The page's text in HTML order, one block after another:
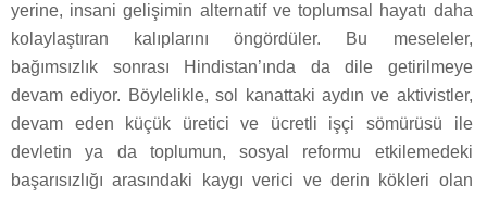
yerine, insani gelişimin alternatif ve toplumsal hayatı daha
kolaylaştıran kalıplarını öngördüler. Bu meseleler,
bağımsızlık sonrası Hindistan’ında da dile getirilmeye
devam ediyor. Böylelikle, sol kanattaki aydın ve aktivistler,
devam eden küçük üretici ve ücretli işçi sömürüsü ile
devletin ya da toplumun, sosyal reformu etkilemedeki
başarısızlığı arasındaki kaygı verici ve derin kökleri olan